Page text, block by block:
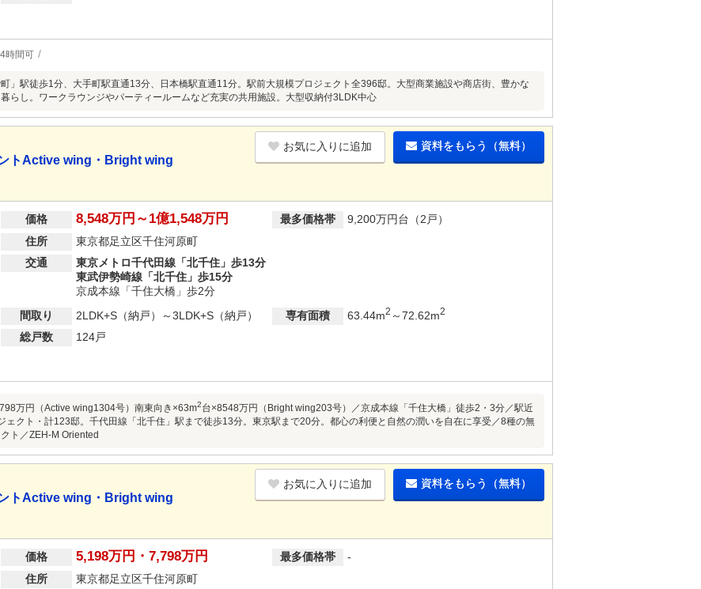
時間可
」駅徒歩1分、大手町駅直通13分、日本橋駅直通11分。駅前大規模プロジェクト全396邸。大型商業施設や商店街、豊かな
らし。ワークラウンジやパーティールームなど充実の共用施設。大型収納付3LDK中心
ントActive wing・Bright wing
お気に入りに追加 資料をもらう（無料）
価格 8,548万円～1億1,548万円 最多価格帯
9,200万円台（2戸）
住所
東京都足立区千住河原町
交通
東京メトロ千代田線「北千住」歩13分
東武伊勢崎線「北千住」歩15分
京成本線「千住大橋」歩2分
間取り
2LDK+S（納戸）～3LDK+S（納戸） 専有面積 63.44m2 ～72.62m2
総戸数 124戸
万円（Active wing1304号）南東向き×63m2台×8548万円（Bright wing203号）／京成本線「千住大橋」徒歩2・3分／駅近
ェクト・計123邸。千代田線「北千住」駅まで徒歩13分。東京駅まで20分。都心の利便と自然の潤いを自在に享受／8種の無
ト／ZEH-M Oriented
ントActive wing・Bright wing
お気に入りに追加 資料をもらう（無料）
価格 5,198万円・7,798万円 最多価格帯
-
住所
東京都足立区千住河原町